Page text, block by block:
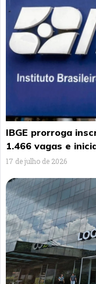
IBGE prorroga
1.466 vagas e
17 de julho de 2026